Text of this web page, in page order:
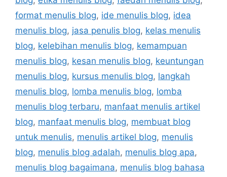
format menulis blog, ide menulis blog, idea
menulis blog, jasa penulis blog, kelas menulis
blog, kelebihan menulis blog, kemampuan
menulis blog, kesan menulis blog, keuntungan
menulis blog, kursus menulis blog, langkah
menulis blog, lomba menulis blog, lomba
menulis blog terbaru, manfaat menulis artikel
blog, manfaat menulis blog, membuat blog
untuk menulis, menulis artikel blog, menulis
blog, menulis blog adalah, menulis blog apa,
menulis blog bagaimana, menulis blog bahasa